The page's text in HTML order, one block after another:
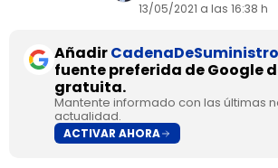
13/05/2021 a las 16:38 h
Añadir
fuente preferida de Google
gratuita.
Mantente informado con las últimas
actualidad.
ACTIVAR AHORA